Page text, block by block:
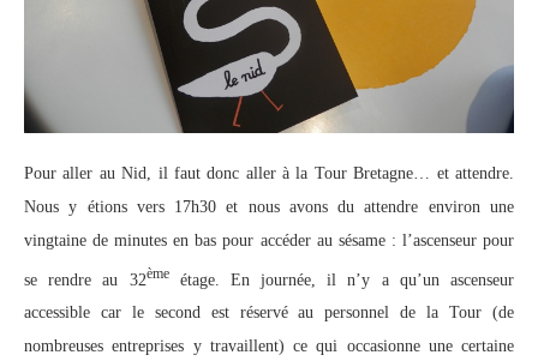
Pour aller au Nid, il faut donc aller à la Tour Bretagne… et attendre.
Nous y étions vers 17h30 et nous avons du attendre environ une
vingtaine de minutes en bas pour accéder au sésame : l’ascenseur pour
se rendre au 32èmeétage. En journée, il n’y a qu’un ascenseur
accessible car le second est réservé au personnel de la Tour (de
nombreuses entreprises y travaillent) ce qui occasionne une certaine